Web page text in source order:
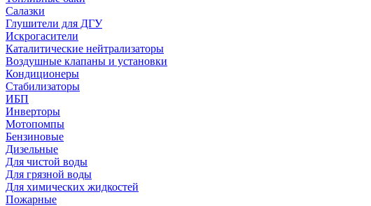
Салазки
Глушители для ДГУ
Искрогасители
Каталитические нейтрализаторы
Воздушные клапаны и установки
Кондиционеры
Стабилизаторы
ИБП
Инверторы
Мотопомпы
Бензиновые
Дизельные
Для чистой воды
Для грязной воды
Для химических жидкостей
Пожарные